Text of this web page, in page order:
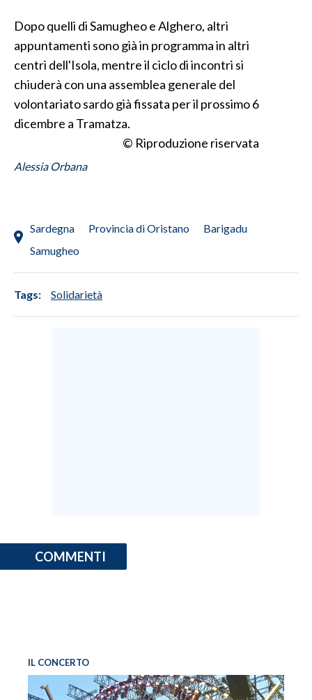
Dopo quelli di Samugheo e Alghero, altri
appuntamenti sono già in programma in altri
centri dell'Isola, mentre il ciclo di incontri si
chiuderà con una assemblea generale del
volontariato sardo già fissata per il prossimo 6
dicembre a Tramatza.
© Riproduzione riservata
Alessia Orbana
Sardegna Provincia di Oristano
Barigadu
Samugheo
Tags: Solidarietà
COMMENTI
IL CONCERTO